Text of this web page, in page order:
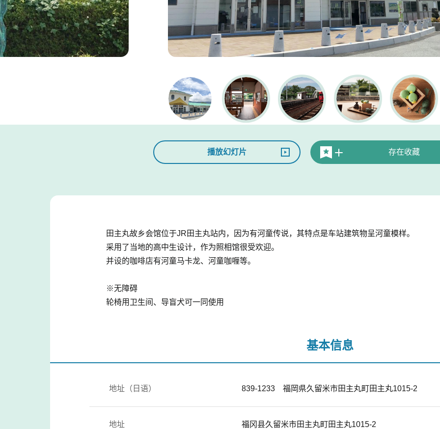
播放幻灯片 存在收藏
田主丸故乡会馆位于JR田主丸站内，因为有河童传说，其特点是车站建筑物呈河童模样。
采用了当地的高中生设计，作为照相馆很受欢迎。
并设的咖啡店有河童马卡龙、河童咖喱等。
※无障碍
轮椅用卫生间、导盲犬可一同使用
基本信息
地址（日语） 839-1233 福岡県久留米市田主丸町田主丸1015-2
地址 福冈县久留米市田主丸町田主丸1015-2